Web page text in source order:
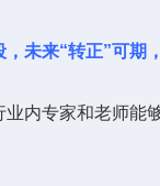
未来“转正”可
内专家和老师能